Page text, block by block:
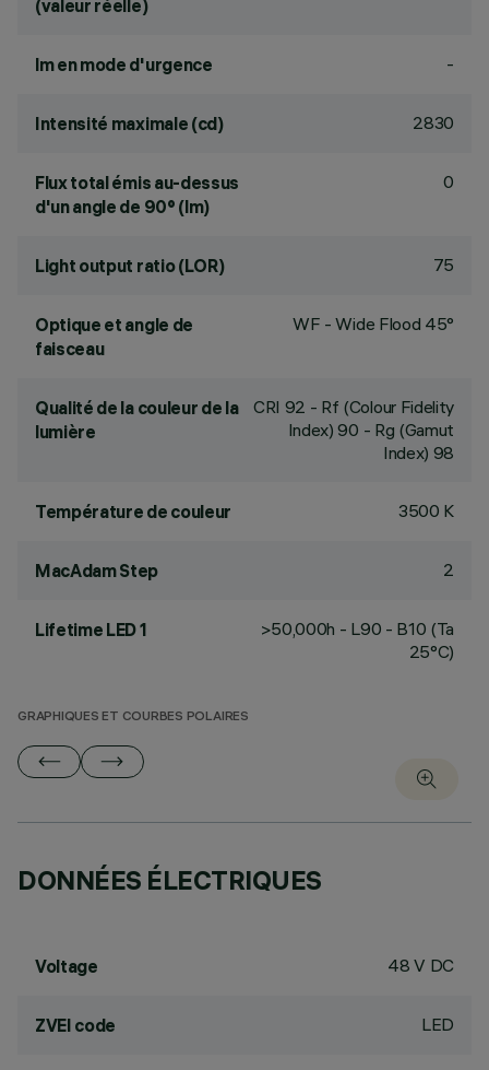
(valeur réelle)
lm en mode d'urgence -
Intensité maximale (cd) 2830
Flux total émis au-dessus
d'un angle de 90° (lm)
0
Light output ratio (LOR) 75
Optique et angle de
faisceau
WF - Wide Flood 45°
Qualité de la couleur de la
lumière
CRI 92 - Rf (Colour Fidelity
Index) 90 - Rg (Gamut
Index) 98
Température de couleur 3500 K
MacAdam Step 2
Lifetime LED 1
>50,000h - L90 - B10 (Ta
25°C)
GRAPHIQUES ET COURBES POLAIRES
DONNÉES ÉLECTRIQUES
Voltage 48 V DC
ZVEI code LED